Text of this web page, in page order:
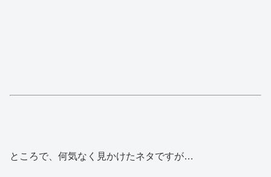
ところで、何気なく見かけたネタですが…